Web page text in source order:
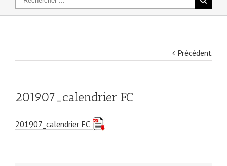
Précédent
201907_calendrier FC
201907_calendrier FC